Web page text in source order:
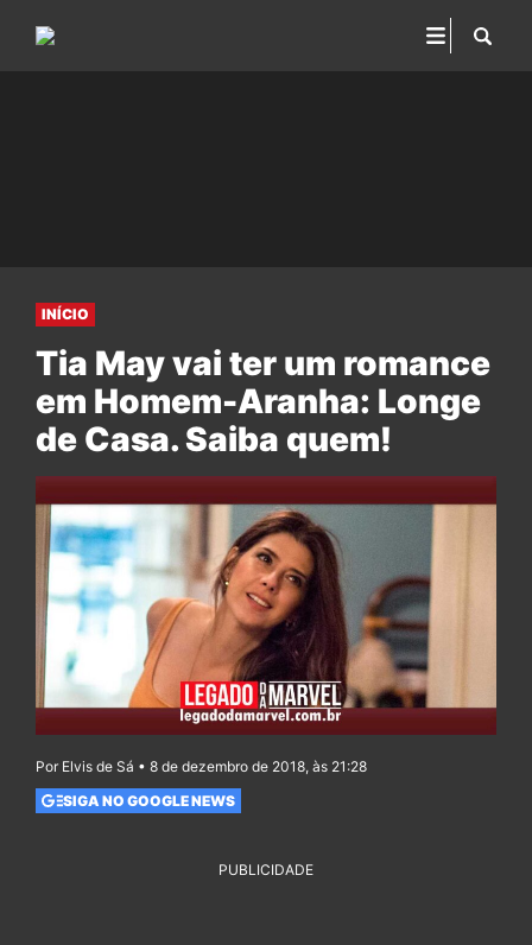
INÍCIO
Tia May vai ter um romance
em Homem-Aranha: Longe
de Casa. Saiba quem!
Por Elvis de Sá • 8 de dezembro de 2018, às 21:28
SIGA NO GOOGLE NEWS
PUBLICIDADE